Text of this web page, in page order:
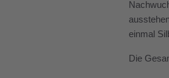
einmal
Die